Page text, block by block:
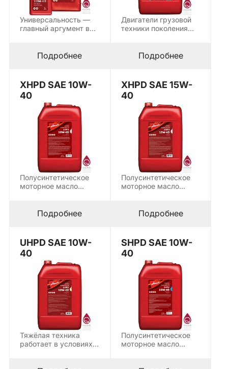
Универсальность —
главный аргумент в
хорошо…Подробнее
Двигатели грузовой
техники поколения
Подробнее
XHPD SAE 10W-
40
Полусинтетическое
моторное масло
дизельных
двигателей…
Подробнее
XHPD SAE 15W-
40
Полусинтетическое
моторное масло
тяжелонагруженных
дизельных…
Подробнее
UHPD SAE 10W-
40
Тяжёлая техника
работает в условиях,
SHPD SAE 10W-
40
Полусинтетическое
моторное масло